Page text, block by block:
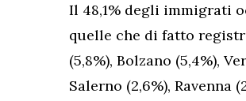
Il 48,1% degli immigrati
quelle che di fatto
(5,8%), Bolzano (5,4%),
Salerno (2,6%), Ravenna